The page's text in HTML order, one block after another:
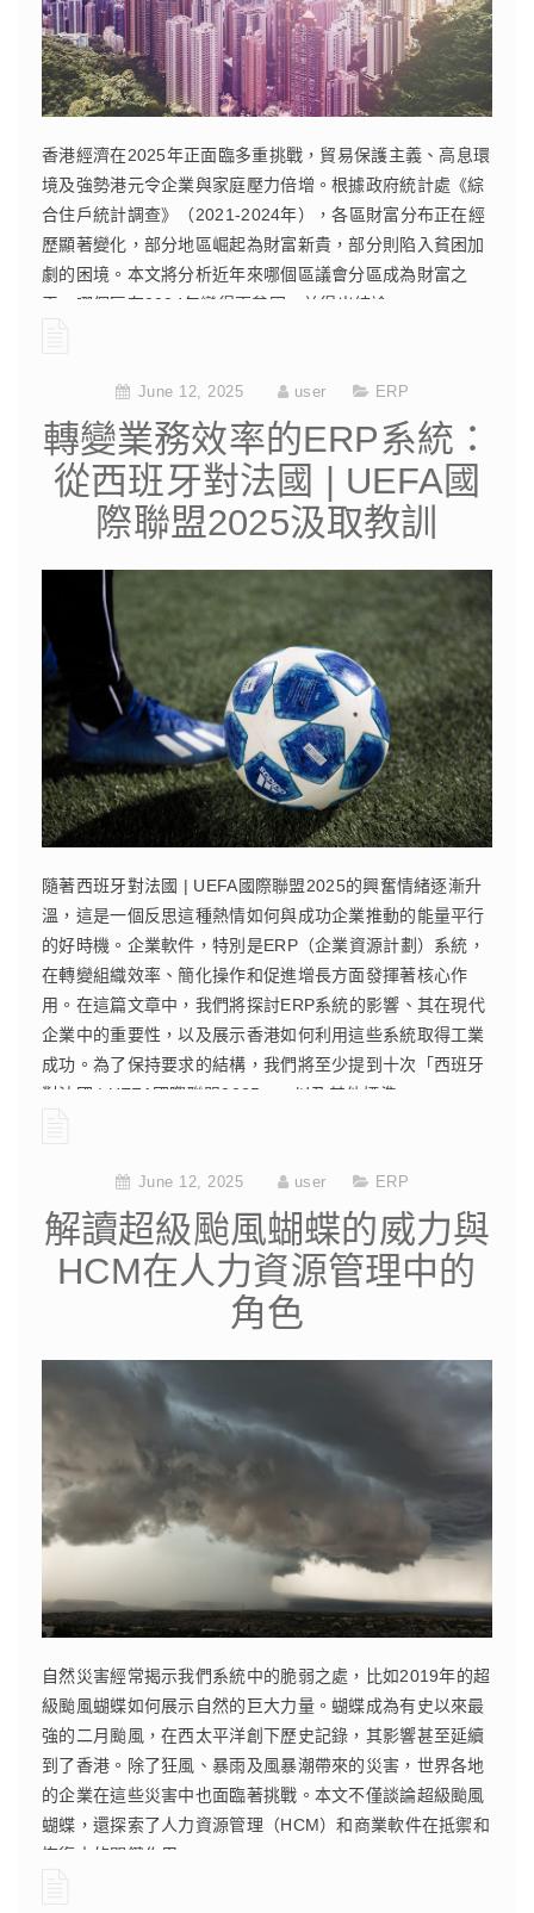
香港經濟在2025年正面臨多重挑戰，貿易保護主義、高息環
境及強勢港元令企業與家庭壓力倍增。根據政府統計處《綜
合住戶統計調查》（2021-2024年），各區財富分布正在經
歷顯著變化，部分地區崛起為財富新貴，部分則陷入貧困加
劇的困境。本文將分析近年來哪個區議會分區成為財富之
王，哪個區在2024年變得更貧困，並得出結論。
June 12, 2025
user ERP
轉變業務效率的ERP系統：
從西班牙對法國 | UEFA國
際聯盟2025汲取教訓
隨著西班牙對法國 | UEFA國際聯盟2025的興奮情緒逐漸升
溫，這是一個反思這種熱情如何與成功企業推動的能量平行
的好時機。企業軟件，特別是ERP（企業資源計劃）系統，
在轉變組織效率、簡化操作和促進增長方面發揮著核心作
用。在這篇文章中，我們將探討ERP系統的影響、其在現代
企業中的重要性，以及展示香港如何利用這些系統取得工業
成功。為了保持要求的結構，我們將至少提到十次「西班牙
對法國 | UEFA國際聯盟2025」，以及其他標準。
June 12, 2025
user ERP
解讀超級颱風蝴蝶的威力與
HCM在人力資源管理中的
角色
自然災害經常揭示我們系統中的脆弱之處，比如2019年的超
級颱風蝴蝶如何展示自然的巨大力量。蝴蝶成為有史以來最
強的二月颱風，在西太平洋創下歷史記錄，其影響甚至延續
到了香港。除了狂風、暴雨及風暴潮帶來的災害，世界各地
的企業在這些災害中也面臨著挑戰。本文不僅談論超級颱風
蝴蝶，還探索了人力資源管理（HCM）和商業軟件在抵禦和
恢復中的關鍵作用。